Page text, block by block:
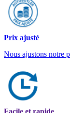
Prix ajusté
Nous ajustons notre
Facile et rapide